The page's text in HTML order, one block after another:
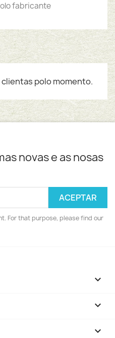
fabricante
clientas polo momento.
novas e as nosas
For that purpose, please find our


